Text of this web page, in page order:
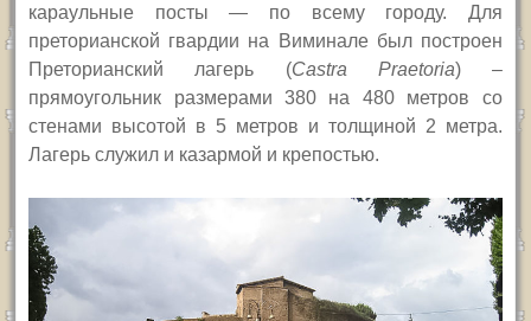
караульные посты — по всему городу. Для
преторианской гвардии на Виминале был построен
Преторианский лагерь (Castra Praetoria) –
прямоугольник размерами 380 на 480 метров со
стенами высотой в 5 метров и толщиной 2 метра.
Лагерь служил и казармой и крепостью.